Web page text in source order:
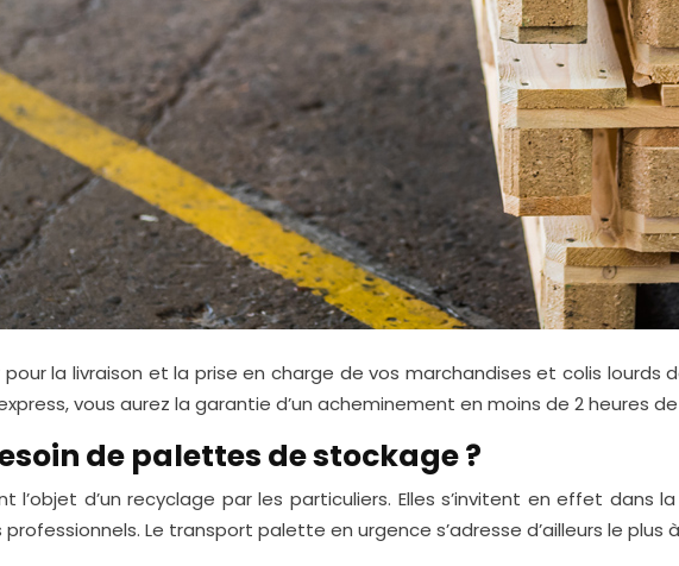
la livraison et la prise en charge de vos marchandises et colis lourds
vous aurez la garantie d’un acheminement en moins de 2 heures
de palettes de stockage ?
d’un recyclage par les particuliers. Elles s’invitent en effet dans
Le transport palette en urgence s’adresse d’ailleurs le plus